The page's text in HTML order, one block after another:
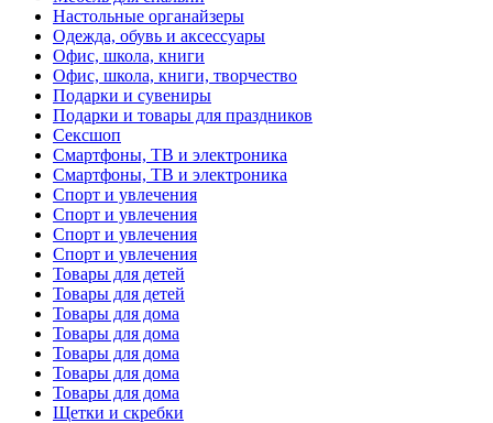
Настольные органайзеры
Одежда, обувь и аксессуары
Офис, школа, книги
Офис, школа, книги, творчество
Подарки и сувениры
Подарки и товары для праздников
Сексшоп
Смартфоны, ТВ и электроника
Смартфоны, ТВ и электроника
Спорт и увлечения
Спорт и увлечения
Спорт и увлечения
Спорт и увлечения
Товары для детей
Товары для детей
Товары для дома
Товары для дома
Товары для дома
Товары для дома
Товары для дома
Щетки и скребки